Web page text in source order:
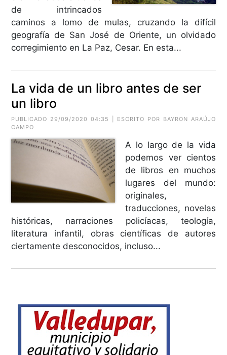
de intrincados
caminos a lomo de mulas, cruzando la difícil
geografía de San José de Oriente, un olvidado
corregimiento en La Paz, Cesar. En esta...
La vida de un libro antes de ser
un libro
PUBLICADO 29/09/2020 04:35 | ESCRITO POR BAYRON ARAÚJO
CAMPO
A lo largo de la vida
podemos ver cientos
de libros en muchos
lugares del mundo:
originales,
traducciones, novelas
históricas, narraciones policíacas, teología,
literatura infantil, obras científicas de autores
ciertamente desconocidos, incluso...